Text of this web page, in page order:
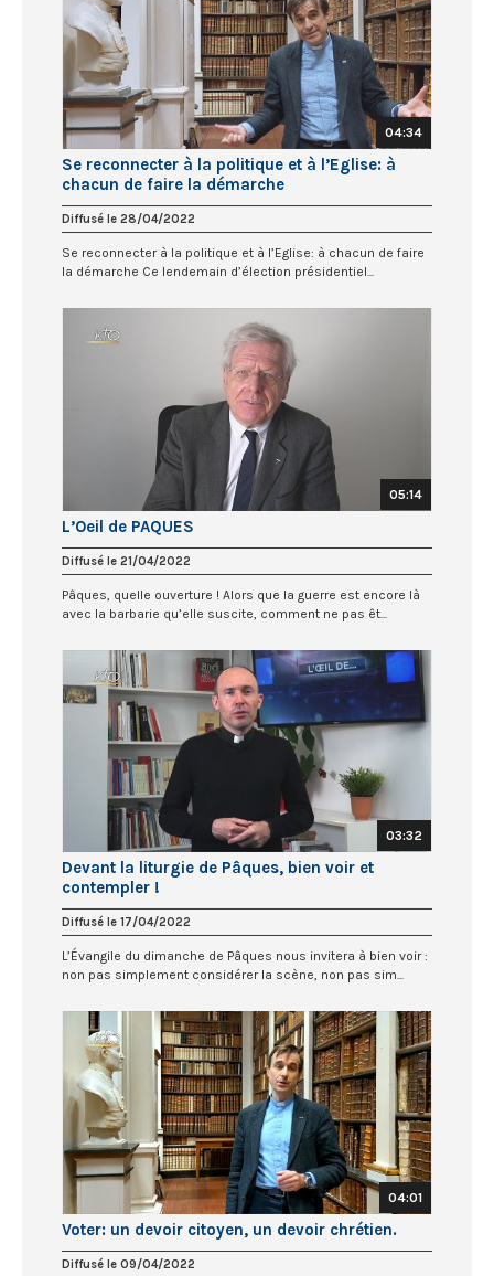
04:34
Se reconnecter à la politique et à l’Eglise: à
chacun de faire la démarche
Diffusé le 28/04/2022
Se reconnecter à la politique et à l’Eglise: à chacun de faire
la démarche Ce lendemain d’élection présidentiel...
05:14
L’Oeil de PAQUES
Diffusé le 21/04/2022
Pâques, quelle ouverture ! Alors que la guerre est encore là
avec la barbarie qu’elle suscite, comment ne pas êt...
03:32
Devant la liturgie de Pâques, bien voir et
contempler !
Diffusé le 17/04/2022
L’Évangile du dimanche de Pâques nous invitera à bien voir :
non pas simplement considérer la scène, non pas sim...
04:01
Voter: un devoir citoyen, un devoir chrétien.
Diffusé le 09/04/2022